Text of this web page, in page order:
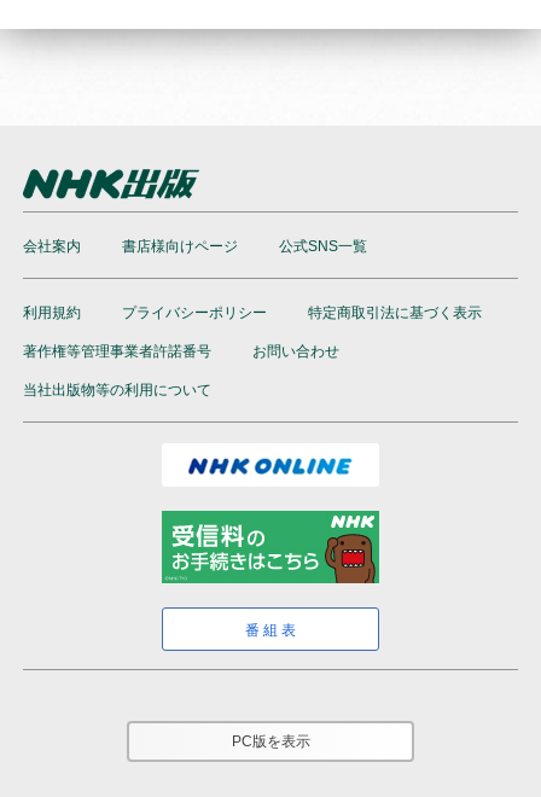
会社案内 書店様向けページ 公式SNS一覧
利用規約 プライバシーポリシー 特定商取引法に基づく表示
著作権等管理事業者許諾番号 お問い合わせ
当社出版物等の利用について
番組表
PC版を表示